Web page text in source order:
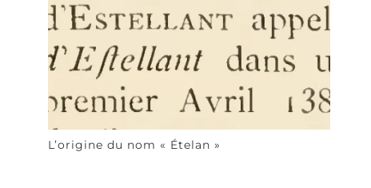
L’origine du nom « Ételan »